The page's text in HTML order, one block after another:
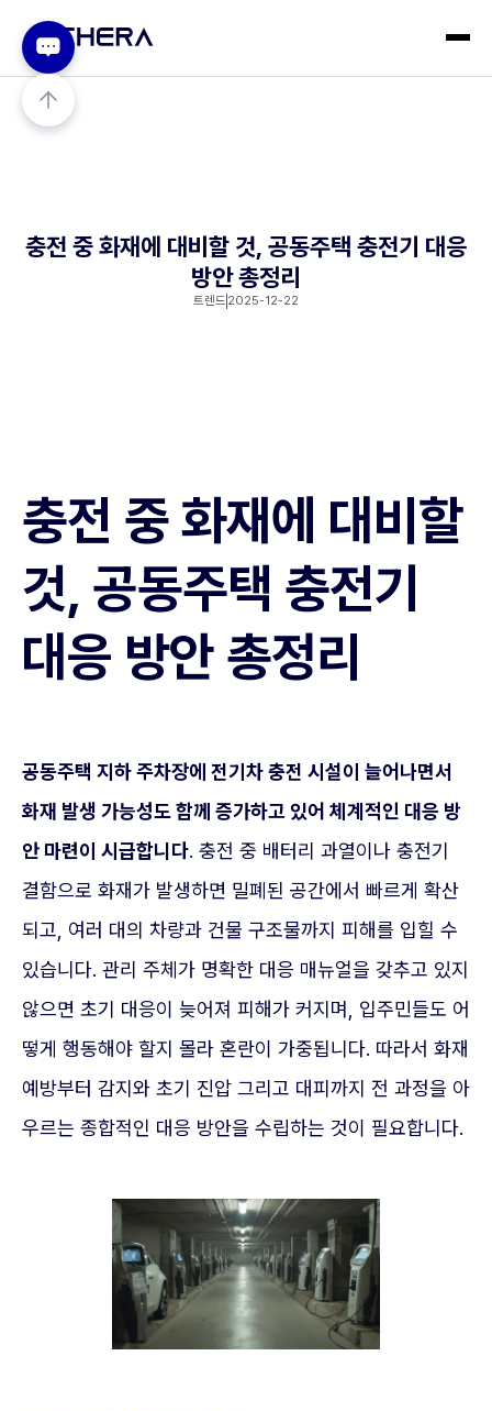
충전 중 화재에 대비할 것, 공동주택 충전기 대응
방안 총정리
트렌드 2025-12-22
충전 중 화재에 대비할
것, 공동주택 충전기
대응 방안 총정리
공동주택 지하 주차장에 전기차 충전 시설이 늘어나면서
화재 발생 가능성도 함께 증가하고 있어 체계적인 대응 방
안 마련이 시급합니다. 충전 중 배터리 과열이나 충전기
결함으로 화재가 발생하면 밀폐된 공간에서 빠르게 확산
되고, 여러 대의 차량과 건물 구조물까지 피해를 입힐 수
있습니다. 관리 주체가 명확한 대응 매뉴얼을 갖추고 있지
않으면 초기 대응이 늦어져 피해가 커지며, 입주민들도 어
떻게 행동해야 할지 몰라 혼란이 가중됩니다. 따라서 화재
예방부터 감지와 초기 진압 그리고 대피까지 전 과정을 아
우르는 종합적인 대응 방안을 수립하는 것이 필요합니다.